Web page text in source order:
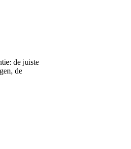
de juiste
, de